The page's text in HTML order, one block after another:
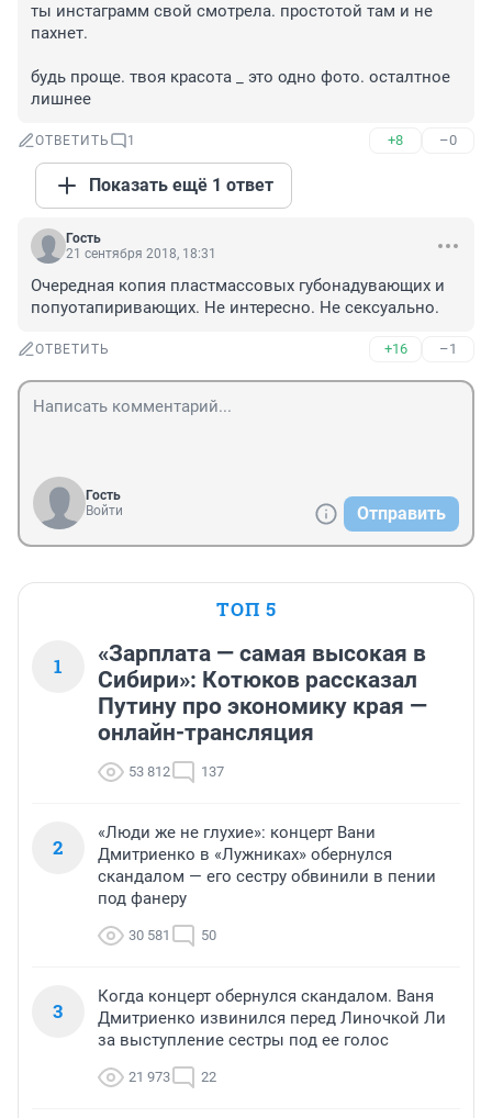
ты инстаграмм свой смотрела. простотой там и не
пахнет.
будь проще. твоя красота _ это одно фото. осталтное
лишнее
ОТВЕТИТЬ 1 +8 –0
Показать ещё 1 ответ
Гость
21 сентября 2018, 18:31
Очередная копия пластмассовых губонадувающих и
попуотапиривающих. Не интересно. Не сексуально.
ОТВЕТИТЬ +16 –1
Гость
Войти
Отправить
ТОП 5
1
«Зарплата — самая высокая в
Сибири»: Котюков рассказал
Путину про экономику края —
онлайн-трансляция
53 812 137
2
«Люди же не глухие»: концерт Вани
Дмитриенко в «Лужниках» обернулся
скандалом — его сестру обвинили в пении
под фанеру
30 581 50
3
Когда концерт обернулся скандалом. Ваня
Дмитриенко извинился перед Линочкой Ли
за выступление сестры под ее голос
21 973 22